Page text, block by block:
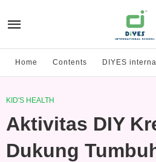
Home Contents DIYES
KID'S HEALTH
Aktivitas DIY
Dukung